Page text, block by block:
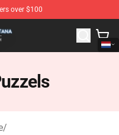
over $100
French Montana
/